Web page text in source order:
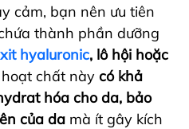
cảm, bạn nên ưu tiên
thành phần dưỡng
hyaluronic, lô hội hoặc
chất này có khả
hóa cho da, bảo
của da mà ít gây kích